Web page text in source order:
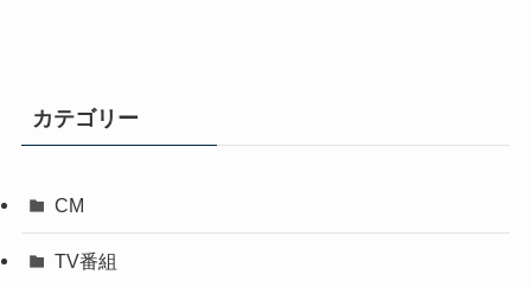
カテゴリー
CM
TV番組